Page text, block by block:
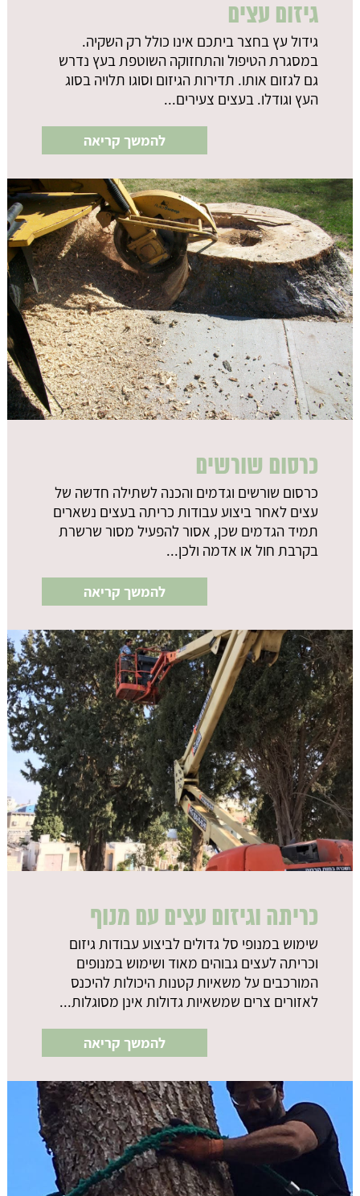
גיזום עצים
גידול עץ בחצר ביתכם אינו כולל רק השקיה.
במסגרת הטיפול והתחזוקה השוטפת בעץ נדרש
גם לגזום אותו. תדירות הגיזום וסוגו תלויה בסוג
העץ וגודלו. בעצים צעירים...
להמשך קריאה
כרסום שורשים
כרסום שורשים וגדמים והכנה לשתילה חדשה של
עצים לאחר ביצוע עבודות כריתה בעצים נשארים
תמיד הגדמים שכן, אסור להפעיל מסור שרשרת
בקרבת חול או אדמה ולכן...
להמשך קריאה
כריתה וגיזום עצים עם מנוף
שימוש במנופי סל גדולים לביצוע עבודות גיזום
וכריתה לעצים גבוהים מאוד ושימוש במנופים
המורכבים על משאיות קטנות היכולות להיכנס
לאזורים צרים שמשאיות גדולות אינן מסוגלות...
להמשך קריאה